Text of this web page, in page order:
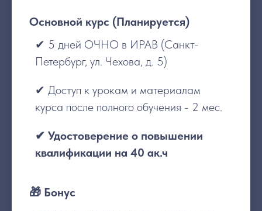
Основной курс (Планируется)
✔ 5 дней ОЧНО в ИРАВ (Санкт-
Петербург, ул. Чехова, д. 5)
✔ Доступ к урокам и материалам
курса после полного обучения - 2 мес.
✔ Удостоверение о повышении
квалификации на 40 ак.ч
🎁 Бонус